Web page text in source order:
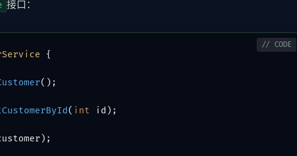
接口：
{
() ;
( int id) ;
;